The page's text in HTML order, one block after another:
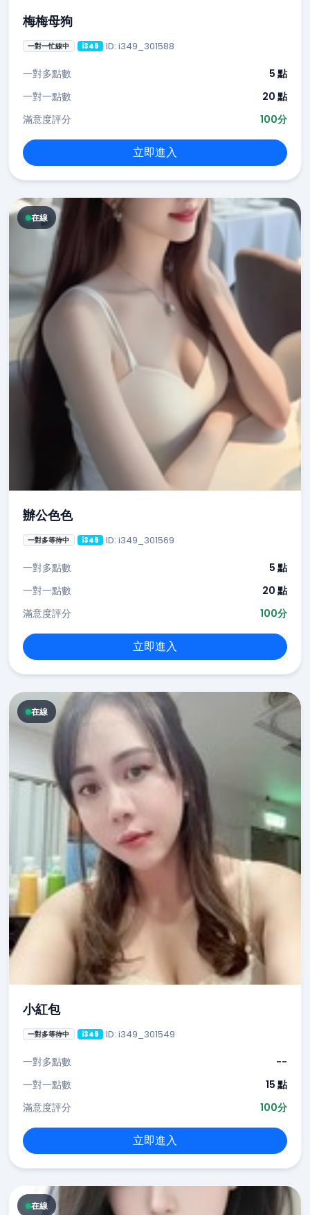
梅梅母狗
一對一忙線中 i349 ID: i349_301588
一對多點數
5 點
一對一點數
20 點
滿意度評分
100分
立即進入
在線
辦公色色
一對多等待中 i349 ID: i349_301569
一對多點數
5 點
一對一點數
20 點
滿意度評分
100分
立即進入
在線
小紅包
一對多等待中 i349 ID: i349_301549
一對多點數
--
一對一點數
15 點
滿意度評分
100分
立即進入
在線